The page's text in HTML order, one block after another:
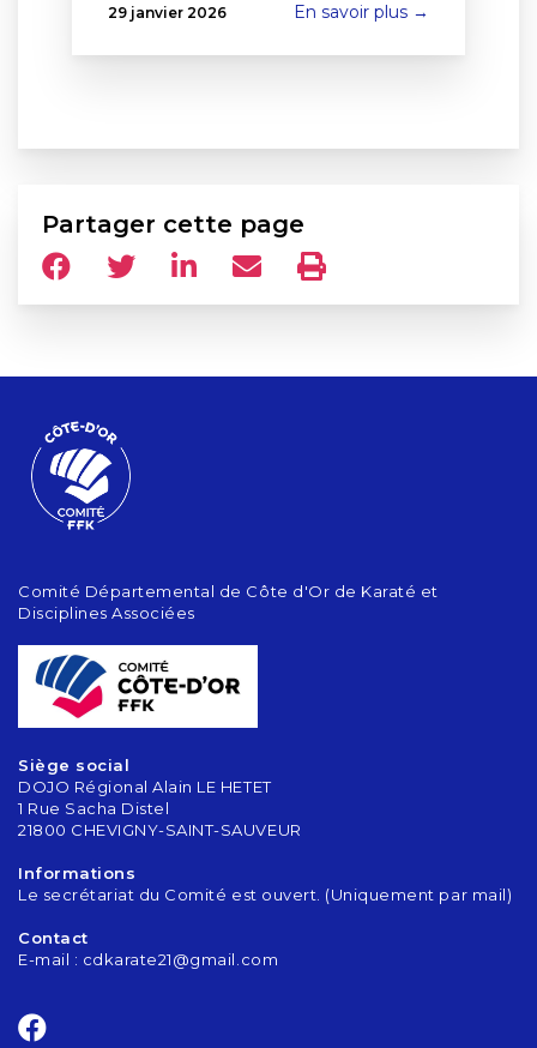
29 janvier 2026 En savoir plus →
Partager cette page
Comité Départemental de Côte d'Or de Karaté et
Disciplines Associées
Siège social
DOJO Régional Alain LE HETET
1 Rue Sacha Distel
21800 CHEVIGNY-SAINT-SAUVEUR
Informations
Le secrétariat du Comité est ouvert. (Uniquement par mail)
Contact
E-mail : cdkarate21@gmail.com